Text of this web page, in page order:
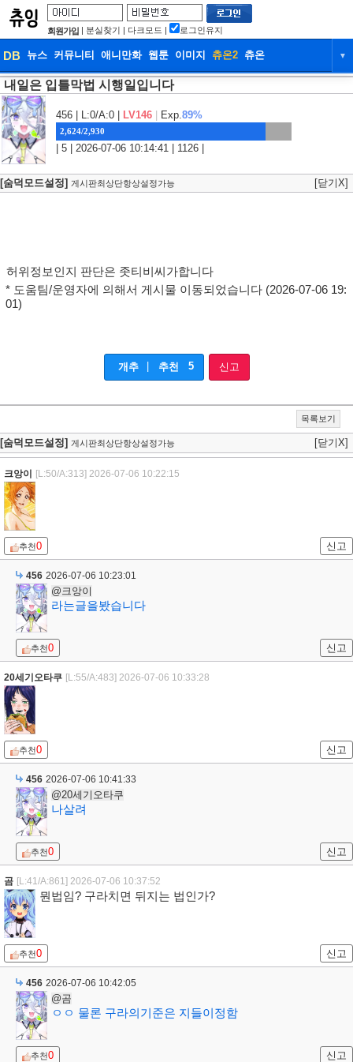
회원가입 | 분실찾기 | 다크모드 | 로그인유지
DB 뉴스 커뮤니티 애니만화 웹툰 이미지 츄온2 츄온 ▼
DB 뉴스
웹툰 이미지
내일은 입틀막법 시행일입니다
456 | L:0/A:0 | LV146 Exp.89%
2,624/2,930
| 5 | 2026-07-06 10:14:41 | 1126 |
[숨덕모드설정] 게시판최상단항상설정가능 [닫기X]
허위정보인지 판단은 좃티비씨가합니다
* 도움팀/운영자에 의해서 게시물 이동되었습니다 (2026-07-06 19:
01)
개추 추천 5 신고
목록보기
[숨덕모드설정] 게시판최상단항상설정가능 [닫기X]
크앙이 [L:50/A:313] 2026-07-06 10:22:15
추천0 신고
456 2026-07-06 10:23:01
@크앙이
라는글을봤습니다
추천0 신고
20세기오타쿠 [L:55/A:483] 2026-07-06 10:33:28
추천0 신고
456 2026-07-06 10:41:33
@20세기오타쿠
나살려
추천0 신고
곰 [L:41/A:861] 2026-07-06 10:37:52
뭔법임? 구라치면 뒤지는 법인가?
추천0 신고
456 2026-07-06 10:42:05
@곰
ㅇㅇ 물론 구라의기준은 지들이정함
추천0 신고